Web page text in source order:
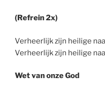
(Refrein 2x)
Verheerlijk zijn heilige
Verheerlijk zijn heilige
Wet van onze God